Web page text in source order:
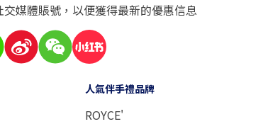
交媒體賬號，以便獲得最新的優惠信息
人氣伴手禮品牌
ROYCE'